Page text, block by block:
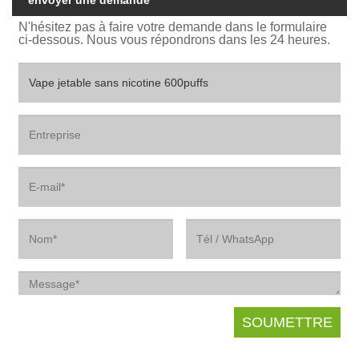
N'hésitez pas à faire votre demande dans le formulaire
ci-dessous. Nous vous répondrons dans les 24 heures.